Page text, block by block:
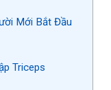
Mới Bắt Đầu
Triceps